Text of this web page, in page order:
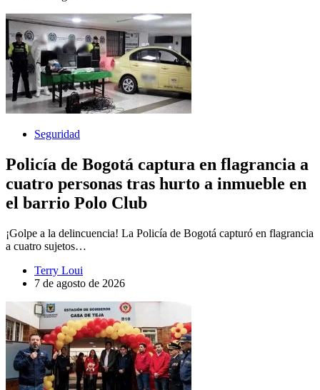
Seguridad
Policía de Bogotá captura en flagrancia a
cuatro personas tras hurto a inmueble en
el barrio Polo Club
¡Golpe a la delincuencia! La Policía de Bogotá capturó en flagrancia
a cuatro sujetos…
Terry Loui
7 de agosto de 2026